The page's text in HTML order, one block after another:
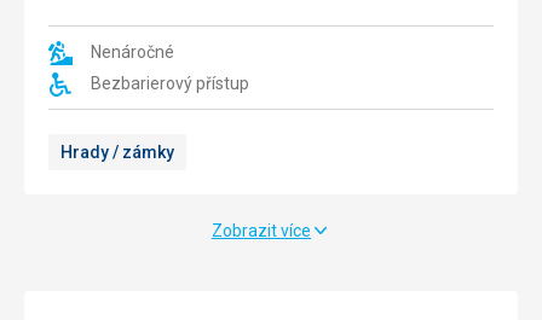
Nenáročné
Bezbarierový přístup
Hrady / zámky
klasicismu
svým
vzhledem
připomíná
athénské
nachází
jediný
ledovec
Německa,
Zobrazit více